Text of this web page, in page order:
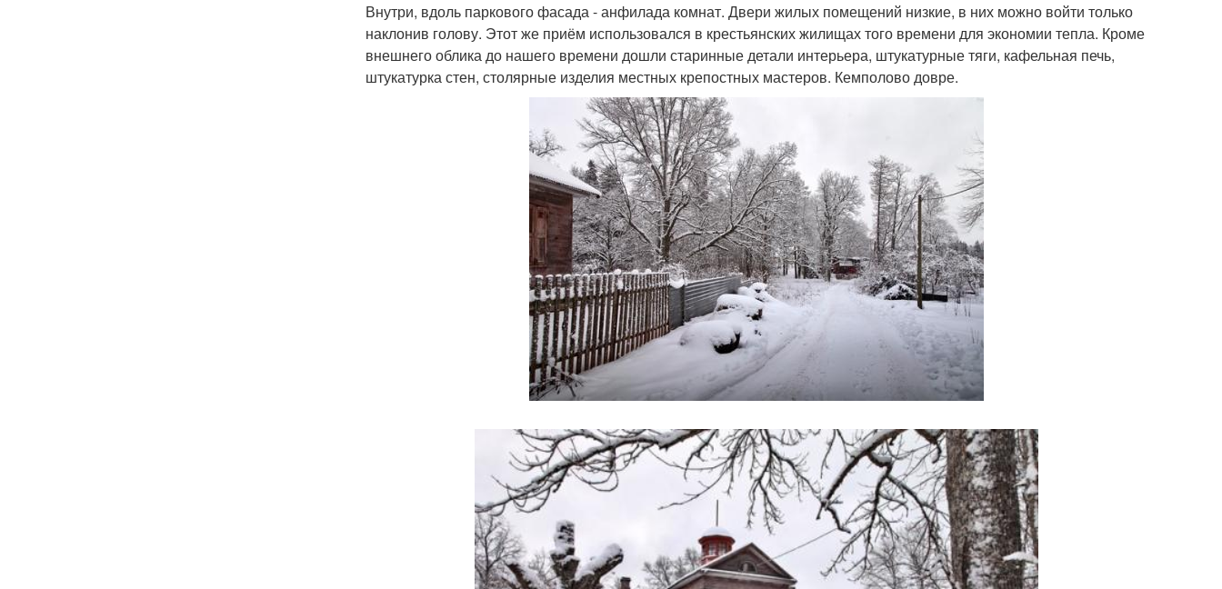
Внутри, вдоль паркового фасада - анфилада комнат. Двери жилых помещений низкие, в них можно войти только
наклонив голову. Этот же приём использовался в крестьянских жилищах того времени для экономии тепла. Кроме
внешнего облика до нашего времени дошли старинные детали интерьера, штукатурные тяги, кафельная печь,
штукатурка стен, столярные изделия местных крепостных мастеров. Кемполово довре.